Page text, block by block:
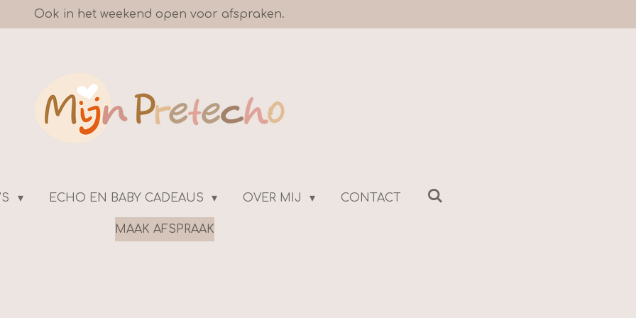
Ook in het weekend open voor afspraken.
ECHO EN BABY CADEAUS OVER MIJ CONTACT
MAAK AFSPRAAK